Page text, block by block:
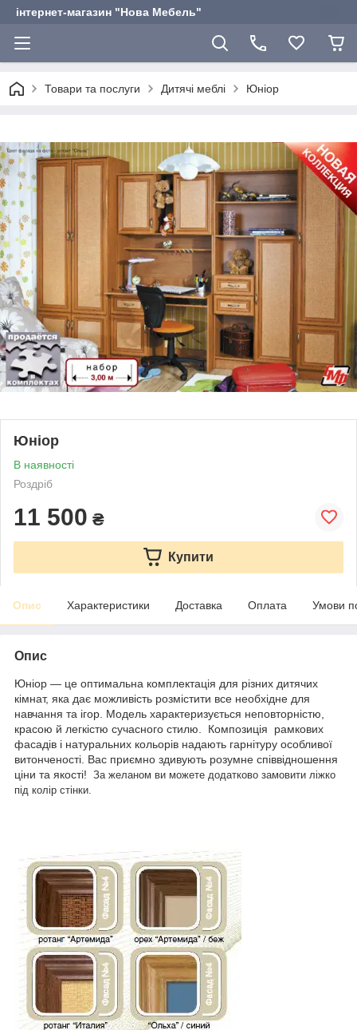
інтернет-магазин "Нова Мебель"
Товари та послуги Дитячі меблі Юніор
Юніор
В наявності
Роздріб
11 500 ₴
Купити
Опис Характеристики Доставка Оплата Умови
Опис
Юніор — це оптимальна комплектація для різних дитячих
кімнат, яка дає можливість розмістити все необхідне для
навчання та ігор. Модель характеризується неповторністю,
красою й легкістю сучасного стилю. Композиція рамкових
фасадів і натуральних кольорів надають гарнітуру особливої
витонченості. Вас приємно здивують розумне співвідношення
ціни та якості! За желаном ви можете додатково замовити ліжко
під колір стінки.